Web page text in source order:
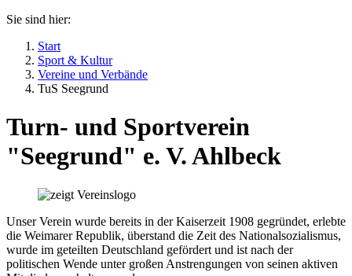
Sie sind hier:
Start
Sport & Kultur
Vereine und Verbände
TuS Seegrund
Turn- und Sportverein
"Seegrund" e. V. Ahlbeck
Unser Verein wurde bereits in der Kaiserzeit 1908 gegründet, erlebte
die Weimarer Republik, überstand die Zeit des Nationalsozialismus,
wurde im geteilten Deutschland gefördert und ist nach der
politischen Wende unter großen Anstrengungen von seinen aktiven